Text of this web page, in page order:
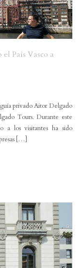
País Vasco a
privado Aitor Delgado
Tours. Durante este
a los visitantes ha sido
[…]